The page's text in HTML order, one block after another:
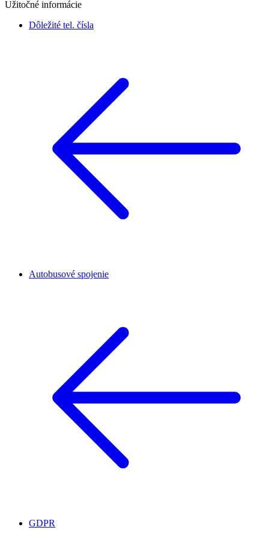
Užitočné informácie
Dôležité tel. čísla
Autobusové spojenie
GDPR